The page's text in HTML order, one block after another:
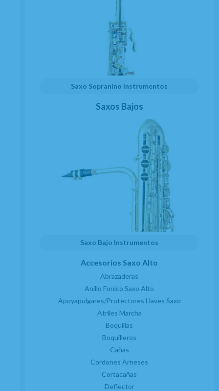
Saxo Sopranino Instrumentos
Saxos Bajos
Saxo Bajo Instrumentos
Accesorios Saxo Alto
Abrazaderas
Anillo Fonico Saxo Alto
Apoyapulgares/Protectores Llaves Saxo
Atriles Marcha
Boquillas
Boquilleros
Cañas
Cordones Arneses
Cortacañas
Deflector